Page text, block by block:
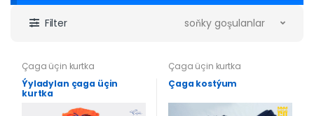
Filter soňky goşulanlar
Çaga üçin kurtka
Ýyladylan çaga üçin
kurtka
Çaga üçin kurtka
Çaga kostýum